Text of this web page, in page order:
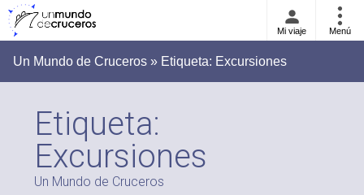
Mi viaje Menú
Un Mundo de Cruceros » Etiqueta: Excursiones
Etiqueta:
Excursiones
Un Mundo de Cruceros